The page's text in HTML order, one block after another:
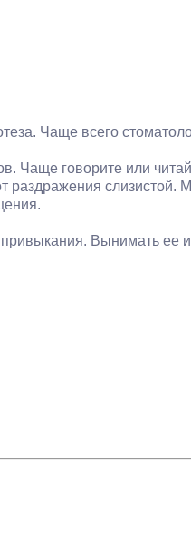
Чаще всего
говорите или
раздражения
Вынимать ее